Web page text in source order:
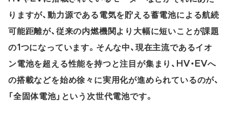
りますが、動力源である電気を貯える蓄電池による航続
可能距離が、従来の内燃機関より大幅に短いことが課題
の1つになっています。そんな中、現在主流であるイオ
ン電池を超える性能を持つと注目が集まり、HV・EVへ
の搭載などを始め徐々に実用化が進められているのが、
「全固体電池」という次世代電池です。